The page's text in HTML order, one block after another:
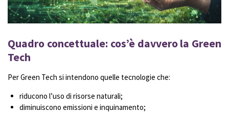
Quadro concettuale: cos’è davvero la Green
Tech
Per Green Tech si intendono quelle tecnologie che:
riducono l’uso di risorse naturali;
diminuiscono emissioni e inquinamento;